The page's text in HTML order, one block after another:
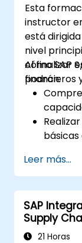
Esta
instructor
está
nivel
cómo SAP
financieros
Al finalizar
podrán:
básicas
de
incluido
Leer más...
SAP
Supply
21 Horas